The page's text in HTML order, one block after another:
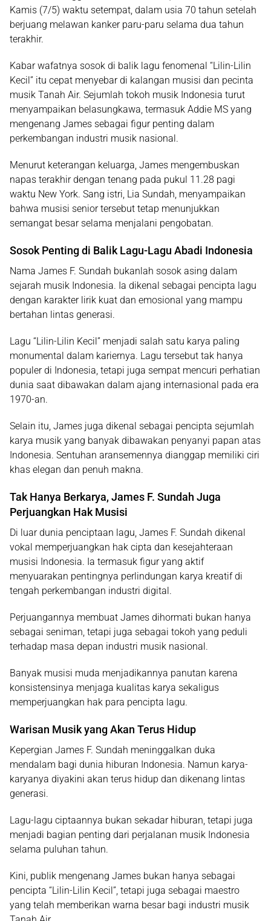
Kamis (7/5) waktu setempat, dalam usia 70 tahun setelah
berjuang melawan kanker paru-paru selama dua tahun
terakhir.
Kabar wafatnya sosok di balik lagu fenomenal “Lilin-Lilin
Kecil” itu cepat menyebar di kalangan musisi dan pecinta
musik Tanah Air. Sejumlah tokoh musik Indonesia turut
menyampaikan belasungkawa, termasuk Addie MS yang
mengenang James sebagai figur penting dalam
perkembangan industri musik nasional.
Menurut keterangan keluarga, James mengembuskan
napas terakhir dengan tenang pada pukul 11.28 pagi
waktu New York. Sang istri, Lia Sundah, menyampaikan
bahwa musisi senior tersebut tetap menunjukkan
semangat besar selama menjalani pengobatan.
Sosok Penting di Balik Lagu-Lagu Abadi Indonesia
Nama James F. Sundah bukanlah sosok asing dalam
sejarah musik Indonesia. Ia dikenal sebagai pencipta lagu
dengan karakter lirik kuat dan emosional yang mampu
bertahan lintas generasi.
Lagu “Lilin-Lilin Kecil” menjadi salah satu karya paling
monumental dalam kariernya. Lagu tersebut tak hanya
populer di Indonesia, tetapi juga sempat mencuri perhatian
dunia saat dibawakan dalam ajang internasional pada era
1970-an.
Selain itu, James juga dikenal sebagai pencipta sejumlah
karya musik yang banyak dibawakan penyanyi papan atas
Indonesia. Sentuhan aransemennya dianggap memiliki ciri
khas elegan dan penuh makna.
Tak Hanya Berkarya, James F. Sundah Juga
Perjuangkan Hak Musisi
Di luar dunia penciptaan lagu, James F. Sundah dikenal
vokal memperjuangkan hak cipta dan kesejahteraan
musisi Indonesia. Ia termasuk figur yang aktif
menyuarakan pentingnya perlindungan karya kreatif di
tengah perkembangan industri digital.
Perjuangannya membuat James dihormati bukan hanya
sebagai seniman, tetapi juga sebagai tokoh yang peduli
terhadap masa depan industri musik nasional.
Banyak musisi muda menjadikannya panutan karena
konsistensinya menjaga kualitas karya sekaligus
memperjuangkan hak para pencipta lagu.
Warisan Musik yang Akan Terus Hidup
Kepergian James F. Sundah meninggalkan duka
mendalam bagi dunia hiburan Indonesia. Namun karya-
karyanya diyakini akan terus hidup dan dikenang lintas
generasi.
Lagu-lagu ciptaannya bukan sekadar hiburan, tetapi juga
menjadi bagian penting dari perjalanan musik Indonesia
selama puluhan tahun.
Kini, publik mengenang James bukan hanya sebagai
pencipta “Lilin-Lilin Kecil”, tetapi juga sebagai maestro
yang telah memberikan warna besar bagi industri musik